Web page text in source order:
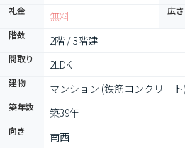
礼金 無料 広さ
階数 2階 / 3階建
間取り 2LDK
建物 マンション (鉄筋コンクリート)
築年数 築39年
向き 南西